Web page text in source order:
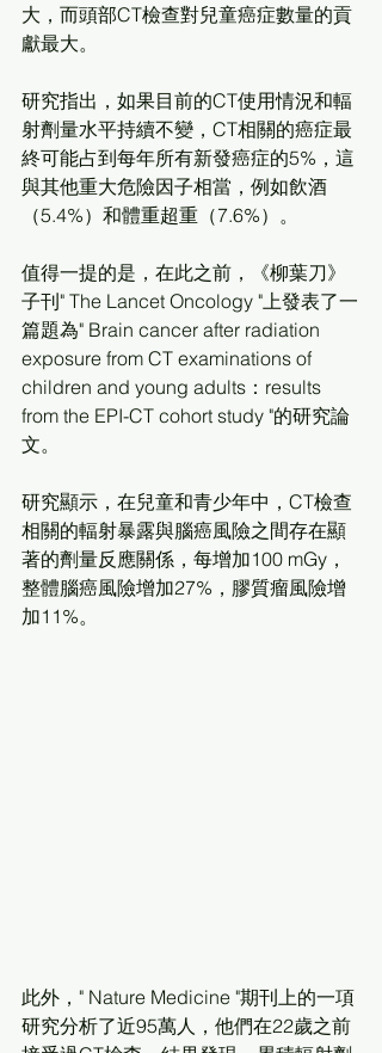
大，而頭部CT檢查對兒童癌症數量的貢
獻最大。
研究指出，如果目前的CT使用情況和輻
射劑量水平持續不變，CT相關的癌症最
終可能占到每年所有新發癌症的5%，這
與其他重大危險因子相當，例如飲酒
（5.4%）和體重超重（7.6%）。
值得一提的是，在此之前，《柳葉刀》
子刊" The Lancet Oncology "上發表了一
篇題為" Brain cancer after radiation
exposure from CT examinations of
children and young adults：results
from the EPI-CT cohort study "的研究論
文。
研究顯示，在兒童和青少年中，CT檢查
相關的輻射暴露與腦癌風險之間存在顯
著的劑量反應關係，每增加100 mGy，
整體腦癌風險增加27%，膠質瘤風險增
加11%。
此外，" Nature Medicine "期刊上的一項
研究分析了近95萬人，他們在22歲之前